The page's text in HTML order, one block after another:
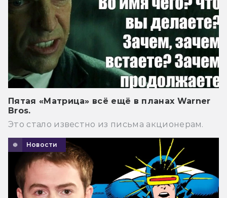
Пятая «Матрица» всё ещё в планах Warner
Bros.
Это стало известно из письма акционерам.
Новости